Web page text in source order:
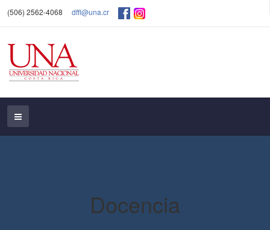
(506) 2562-4068 dffl@una.cr
Docencia